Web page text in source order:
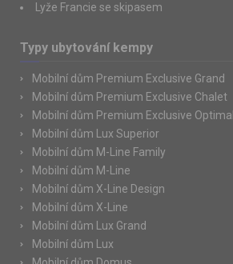
Lyže Francie se skipasem
Typy ubytování kempy
Mobilní dům Premium Exclusive Grand
Mobilní dům Premium Exclusive Chalet
Mobilní dům Premium Exclusive Optimal
Mobilní dům Lux Superior
Mobilní dům M-Line Family
Mobilní dům M-Line
Mobilní dům X-Line Design
Mobilní dům X-Line
Mobilní dům Lux Grand
Mobilní dům Lux